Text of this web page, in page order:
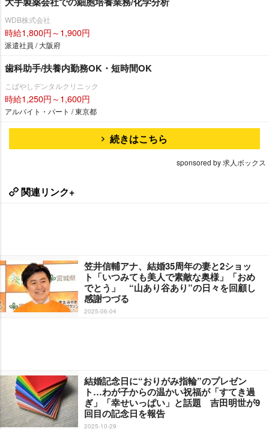
WDB株式会社
時給1,800円～1,900円
派遣社員 / 大阪府
歯科助手/扶養内勤務OK・短時間OK
こばやしデンタルクリニック
時給1,250円～1,600円
アルバイト・パート / 東京都
続きはこちら
sponsored by 求人ボックス
関連リンク+
笠井信輔アナ、結婚35周年の妻と2ショッ
ト「いつみても美人で素敵な奥様」「おめ
でとう」 “山あり谷あり”の日々を回顧し
感謝つづる
2025-06-04
結婚記念日に“おりがみ指輪”のプレゼン
ト…わが子からの温かい祝福が「すてき過
ぎ」「幸せいっぱい」と話題 吉田明世が9
回目の記念日を報告
2025-10-29